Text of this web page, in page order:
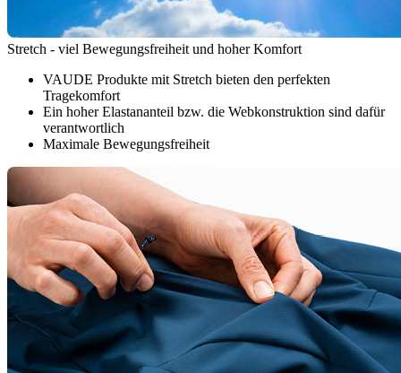
Stretch - viel Bewegungsfreiheit und hoher Komfort
VAUDE Produkte mit Stretch bieten den perfekten
Tragekomfort
Ein hoher Elastananteil bzw. die Webkonstruktion sind dafür
verantwortlich
Maximale Bewegungsfreiheit